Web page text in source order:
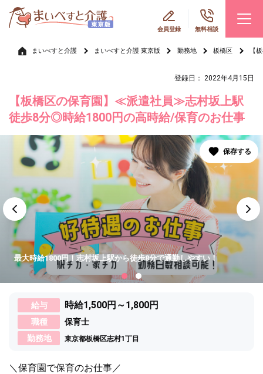
会員登録 無料相談
まいべすと介護 まいべすと介護 東京版 勤務地 板橋区 【
登録日： 2022年4月15日
【板橋区の保育園】≪派遣社員≫志村坂上駅
徒歩8分◎時給1800円の高時給/保育のお仕事
最大時給1800円！志村坂上駅から徒歩8分で通勤しやすい！
給与 時給1,500円～1,800円
職種
保育士
勤務地
東京都板橋区志村1丁目
＼保育園で保育のお仕事／